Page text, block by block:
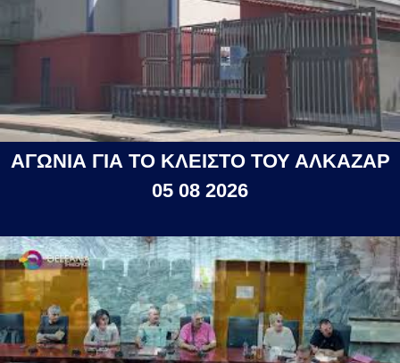
ΑΓΩΝΙΑ ΓΙΑ ΤΟ ΚΛΕΙΣΤΟ ΤΟΥ ΑΛΚΑΖΑΡ
05 08 2026